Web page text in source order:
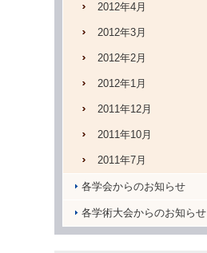
2012年4月
2012年3月
2012年2月
2012年1月
2011年12月
2011年10月
2011年7月
各学会からのお知らせ
各学術大会からのお知らせ